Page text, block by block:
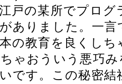
江戸の某所でプロ
ありました。一
の教育を良くし
ゃおういう悪巧
です。この秘密